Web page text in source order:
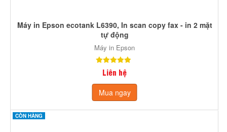
Máy in Epson ecotank L6390, In scan copy fax - in 2 mặt
tự động
Máy in Epson
Liên hệ
Mua ngay
CÒN HÀNG